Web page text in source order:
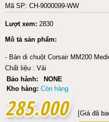
Mã SP: CH-9000099-WW
Lượt xem: 2830
Mô tả sản phẩm:
- Bàn di chuột Corsair MM200
Chất liệu : Vải
Bảo hành:
NONE
Kho hàng: Còn hàng
285.000
285.000 [Giá đã